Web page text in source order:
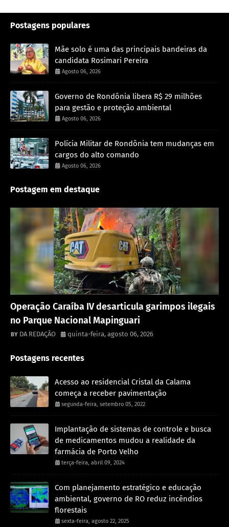
Postagens populares
Mãe solo é uma das principais bandeiras da
candidata Rosimari Pereira
Agosto 06, 2026
Governo de Rondônia libera R$ 29 milhões
para gestão e proteção ambiental
Agosto 06, 2026
Polícia Militar de Rondônia tem mudanças em
cargos do alto comando
Agosto 06, 2026
Postagem em destaque
Operação Caraíba IV desarticula garimpos ilegais
no Parque Nacional Mapinguari
DA REDAÇÃO quinta-feira, agosto 06, 2026
Postagens recentes
Acesso ao residencial Cristal da Calama
começa a receber pavimentação
segunda-feira, setembro 05, 2022
Implantação de sistemas de controle e busca
de medicamentos mudou a realidade da
farmácia de Porto Velho
terça-feira, abril 09, 2024
Com planejamento estratégico e educação
ambiental, governo de RO reduz incêndios
florestais
sexta-feira, agosto 22, 2025